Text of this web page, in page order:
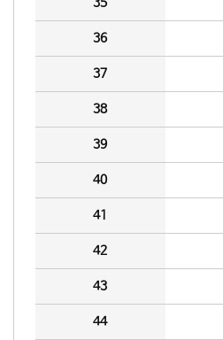
36
37
38
39
40
41
42
43
44